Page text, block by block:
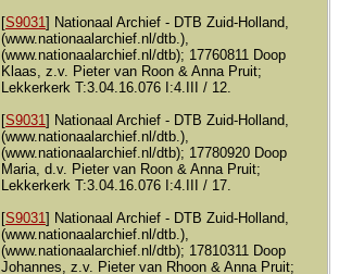
[S9031] Nationaal Archief - DTB Zuid-Holland,
(www.nationaalarchief.nl/dtb.),
(www.nationaalarchief.nl/dtb); 17760811 Doop
Klaas, z.v. Pieter van Roon & Anna Pruit;
Lekkerkerk T:3.04.16.076 I:4.III / 12.
[S9031] Nationaal Archief - DTB Zuid-Holland,
(www.nationaalarchief.nl/dtb.),
(www.nationaalarchief.nl/dtb); 17780920 Doop
Maria, d.v. Pieter van Roon & Anna Pruit;
Lekkerkerk T:3.04.16.076 I:4.III / 17.
[S9031] Nationaal Archief - DTB Zuid-Holland,
(www.nationaalarchief.nl/dtb.),
(www.nationaalarchief.nl/dtb); 17810311 Doop
Johannes, z.v. Pieter van Rhoon & Anna Pruit;